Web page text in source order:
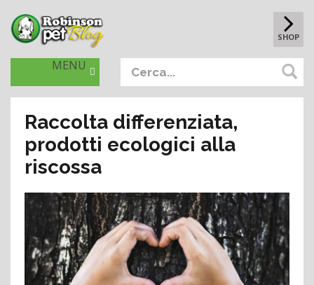
SHOP
MENU
Raccolta differenziata,
prodotti ecologici alla
riscossa